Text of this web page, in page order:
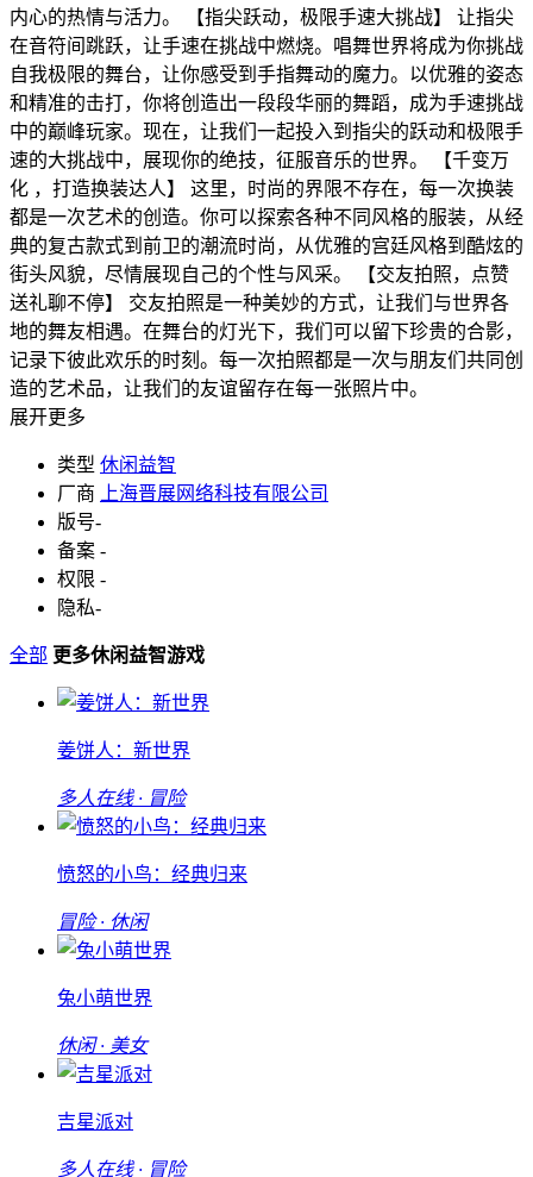
内心的热情与活力。 【指尖跃动，极限手速大挑战】 让指尖
在音符间跳跃，让手速在挑战中燃烧。唱舞世界将成为你挑战
自我极限的舞台，让你感受到手指舞动的魔力。以优雅的姿态
和精准的击打，你将创造出一段段华丽的舞蹈，成为手速挑战
中的巅峰玩家。现在，让我们一起投入到指尖的跃动和极限手
速的大挑战中，展现你的绝技，征服音乐的世界。 【千变万
化 ，打造换装达人】 这里，时尚的界限不存在，每一次换装
都是一次艺术的创造。你可以探索各种不同风格的服装，从经
典的复古款式到前卫的潮流时尚，从优雅的宫廷风格到酷炫的
街头风貌，尽情展现自己的个性与风采。 【交友拍照，点赞
送礼聊不停】 交友拍照是一种美妙的方式，让我们与世界各
地的舞友相遇。在舞台的灯光下，我们可以留下珍贵的合影，
记录下彼此欢乐的时刻。每一次拍照都是一次与朋友们共同创
造的艺术品，让我们的友谊留存在每一张照片中。
展开更多
类型 休闲益智
厂商
上海晋展网络科技有限公司
版号-
备案 -
权限 -
隐私-
全部 更多休闲益智游戏
姜饼人：新世界
多人在线 · 冒险
愤怒的小鸟：经典归来
冒险 · 休闲
兔小萌世界
休闲 · 美女
吉星派对
多人在线 · 冒险